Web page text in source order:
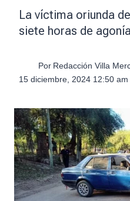
La víctima oriunda
siete horas de
Por Redacción Villa
15 diciembre, 2024 12:50 am